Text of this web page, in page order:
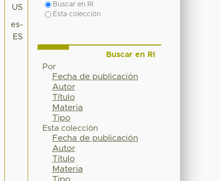
US
es-
ES
Buscar en RI
Esta colección
Buscar en RI
Por
Fecha de publicación
Autor
Título
Materia
Tipo
Esta colección
Fecha de publicación
Autor
Título
Materia